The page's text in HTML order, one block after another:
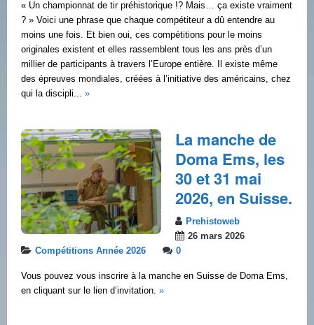
« Un championnat de tir préhistorique !? Mais… ça existe vraiment
? » Voici une phrase que chaque compétiteur a dû entendre au
moins une fois. Et bien oui, ces compétitions pour le moins
originales existent et elles rassemblent tous les ans près d’un
millier de participants à travers l’Europe entière. Il existe même
des épreuves mondiales, créées à l’initiative des américains, chez
qui la discipli... »
La manche de
Doma Ems, les
30 et 31 mai
2026, en Suisse.
Prehistoweb
26 mars 2026
Compétitions Année 2026
0
Vous pouvez vous inscrire à la manche en Suisse de Doma Ems,
en cliquant sur le lien d’invitation. »